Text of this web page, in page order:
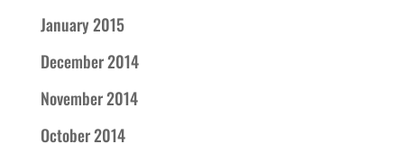
January 2015
December 2014
November 2014
October 2014